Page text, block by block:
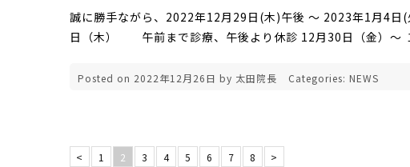
誠に勝手ながら、2022年12月29日(木)午後 ～ 2023年1月4
日（木） 午前まで診療、午後より休診 12月30日（金）
Posted on 2022年12月26日 by 太田院長 Categories: NEWS
< 1 2 3 4 5 6 7 8 >